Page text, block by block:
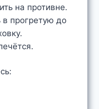
на противне.
в прогретую до